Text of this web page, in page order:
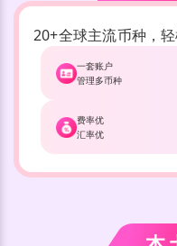
20+全球主流币种，
一套账户
管理多币种
费率优
汇率优